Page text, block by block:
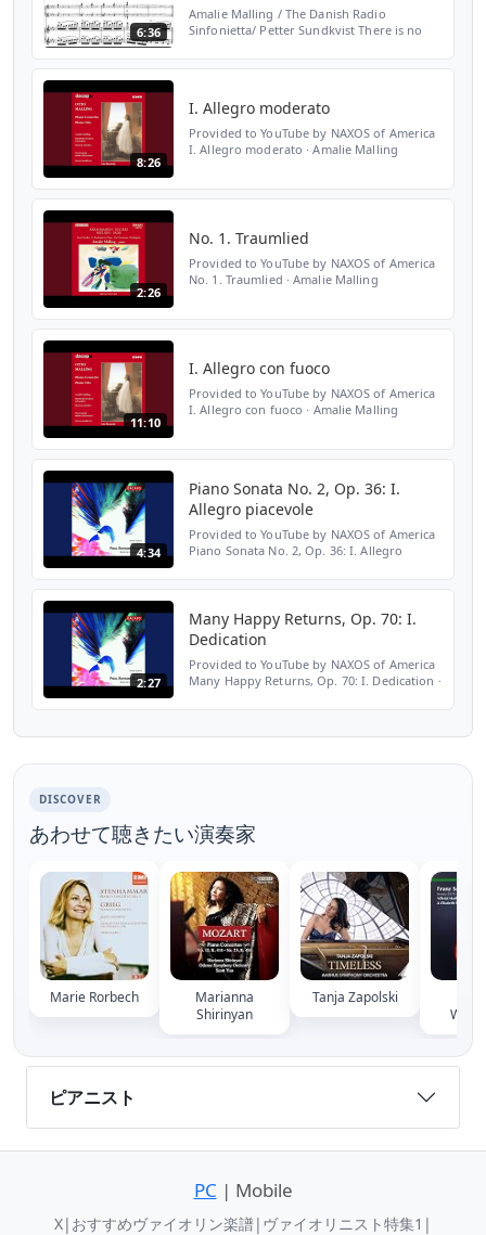
6:36
Amalie Malling / The Danish Radio
Sinfonietta/ Petter Sundkvist There is no
8:26
I. Allegro moderato
Provided to YouTube by NAXOS of America
I. Allegro moderato · Amalie Malling
2:26
No. 1. Traumlied
Provided to YouTube by NAXOS of America
No. 1. Traumlied · Amalie Malling
11:10
I. Allegro con fuoco
Provided to YouTube by NAXOS of America
I. Allegro con fuoco · Amalie Malling
4:34
Piano Sonata No. 2, Op. 36: I.
Allegro piacevole
Provided to YouTube by NAXOS of America
Piano Sonata No. 2, Op. 36: I. Allegro
2:27
Many Happy Returns, Op. 70: I.
Dedication
Provided to YouTube by NAXOS of America
Many Happy Returns, Op. 70: I. Dedication ·
DISCOVER
あわせて聴きたい演奏家
Marie Rorbech
Marianna
Shirinyan
Tanja Zapolski
ピアニスト
PC | Mobile
X| おすすめヴァイオリン楽譜| ヴァイオリニスト特集1 |